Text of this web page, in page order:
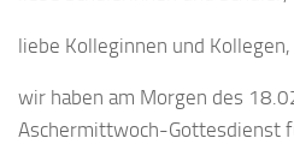
liebe Kolleginnen und Kollegen,
wir haben am Morgen des
Aschermittwoch-Gottesdienst